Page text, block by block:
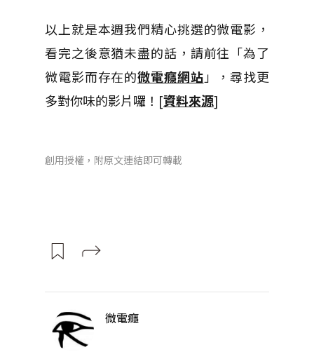
以上就是本週我們精心挑選的微電影，
看完之後意猶未盡的話，請前往「為了
微電影而存在的微電癮網站 」，尋找更
多對你味的影片囉！[資料來源]
創用授權，附原文連結即可轉載
微電癮